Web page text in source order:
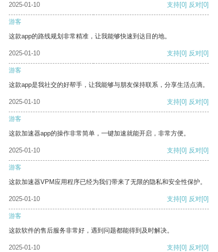
2025-01-10 支持[0] 反对[0]
游客
这款app的路线规划非常精准，让我能够快速到达目的地。
2025-01-10 支持[0] 反对[0]
游客
这款app是我社交的好帮手，让我能够与朋友保持联系，分享生活点滴。
2025-01-10 支持[0] 反对[0]
游客
这款加速器app的操作非常简单，一键加速就能开启，非常方便。
2025-01-10 支持[0] 反对[0]
游客
这款加速器VPM应用程序已经为我们带来了无限的隐私和安全性保护。
2025-01-10 支持[0] 反对[0]
游客
这款软件的售后服务非常好，遇到问题都能得到及时解决。
2025-01-10 支持[0] 反对[0]